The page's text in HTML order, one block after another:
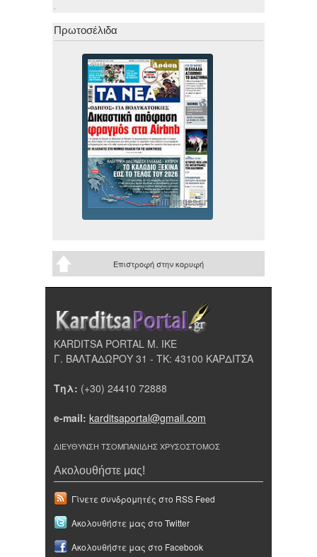
.
Πρωτοσέλιδα
Επιστροφή στην κορυφή
KARDITSA PORTAL Μ. ΙΚΕ
Γ. ΒΑΛΤΑΔΩΡΟΥ 31 - ΤΚ: 43100 ΚΑΡΔΙΤΣΑ
Τηλ: (+30) 24410 72888
e-mail: karditsaportal@gmail.com
ΔΙΕΥΘΥΝΣΗ ΤΣΟΜΠΑΝΙΔΗΣ ΧΡΥΣΟΣΤΟΜΟΣ
Ακολουθήστε μας!
Γίνετε συνδρομητές στο RSS Feed
Ακολουθήστε μας στο Twitter
Ακολουθήστε μας στο Facebook